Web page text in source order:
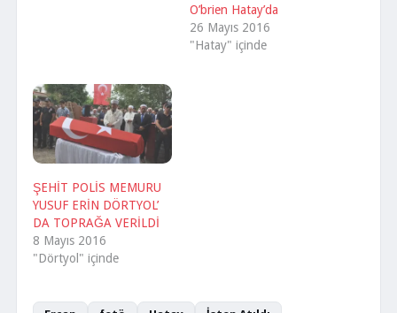
O’brien Hatay’da
26 Mayıs 2016
"Hatay" içinde
ŞEHİT POLİS MEMURU
YUSUF ERİN DÖRTYOL’
DA TOPRAĞA VERİLDİ
8 Mayıs 2016
"Dörtyol" içinde